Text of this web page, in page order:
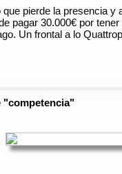
que pierde la presencia
pagar 30.000€ por
Un frontal a lo
"competencia"